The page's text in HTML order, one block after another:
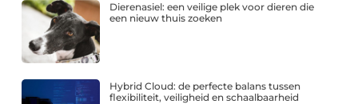
Dierenasiel: een veilige plek voor dieren die
een nieuw thuis zoeken
Hybrid Cloud: de perfecte balans tussen
flexibiliteit, veiligheid en schaalbaarheid